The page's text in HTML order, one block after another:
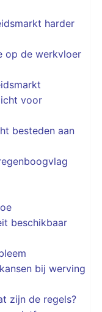
harder
op de werkvloer
voor
besteden aan
beschikbaar
bij werving
zijn de regels?